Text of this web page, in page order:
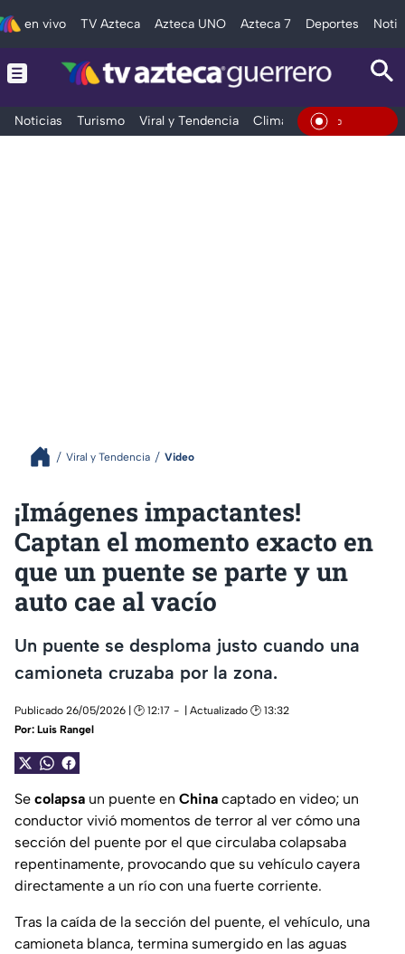
en vivo TV Azteca Azteca UNO Azteca 7 Deportes
Noticias Turismo Viral y Tendencia Clima Deportes En Vivo
Viral y Tendencia Video
¡Imágenes impactantes!
Captan el momento exacto en
que un puente se parte y un
auto cae al vacío
Un puente se desploma justo cuando una
camioneta cruzaba por la zona.
Publicado 26/05/2026 | 🕑 12:17
| Actualizado 🕑 13:32
Por: Luis Rangel
Se colapsa un puente en China captado en video; un
conductor vivió momentos de terror al ver cómo una
sección del puente por el que circulaba colapsaba
repentinamente, provocando que su vehículo cayera
directamente a un río con una fuerte corriente.
Tras la caída de la sección del puente, el vehículo, una
camioneta blanca, termina sumergido en las aguas